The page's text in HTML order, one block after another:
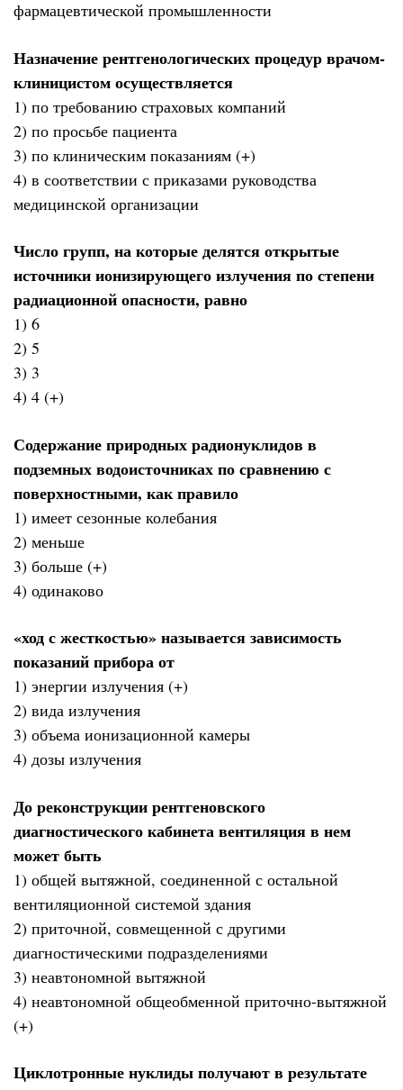
фармацевтической промышленности
Назначение рентгенологических процедур врачом-
клиницистом осуществляется
1) по требованию страховых компаний
2) по просьбе пациента
3) по клиническим показаниям (+)
4) в соответствии с приказами руководства
медицинской организации
Число групп, на которые делятся открытые
источники ионизирующего излучения по степени
радиационной опасности, равно
1) 6
2) 5
3) 3
4) 4 (+)
Содержание природных радионуклидов в
подземных водоисточниках по сравнению с
поверхностными, как правило
1) имеет сезонные колебания
2) меньше
3) больше (+)
4) одинаково
«ход с жесткостью» называется зависимость
показаний прибора от
1) энергии излучения (+)
2) вида излучения
3) объема ионизационной камеры
4) дозы излучения
До реконструкции рентгеновского
диагностического кабинета вентиляция в нем
может быть
1) общей вытяжной, соединенной с остальной
вентиляционной системой здания
2) приточной, совмещенной с другими
диагностическими подразделениями
3) неавтономной вытяжной
4) неавтономной общеобменной приточно-вытяжной
(+)
Циклотронные нуклиды получают в результате